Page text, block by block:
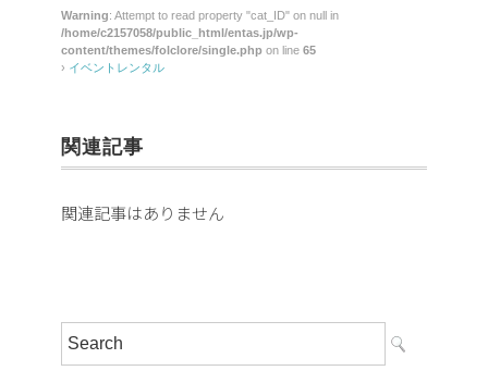
Warning: Attempt to read property "cat_ID" on null in
/home/c2157058/public_html/entas.jp/wp-
content/themes/folclore/single.php on line 65
› イベントレンタル
関連記事
関連記事はありません